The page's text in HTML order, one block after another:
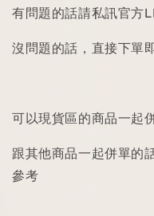
有問題的話請私訊官方
沒問題的話，直接下單
可以現貨區的商品一起
跟其他商品一起併單的
參考